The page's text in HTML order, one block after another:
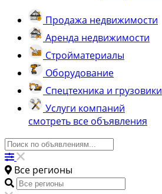
Продажа недвижимости
Аренда недвижимости
Стройматериалы
Оборудование
Спецтехника и грузовики
Услуги компаний
смотреть все объявления
Все регионы